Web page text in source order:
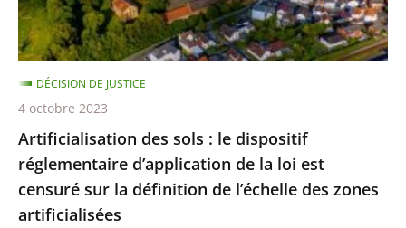
d’application
de
la
loi
est
censuré
sur
la
définition
Artificialisation des sols : le dispositif
réglementaire d’application de la loi est
censuré sur la définition de l’échelle des zones
artificialisées
DÉCISION DE JUSTICE
4 octobre 2023